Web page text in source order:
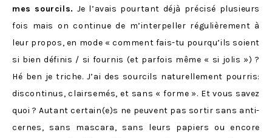
mes sourcils. Je l’avais pourtant déjà précisé plusieurs
fois mais on continue de m’interpeller régulièrement à
leur propos, en mode « comment fais-tu pourqu’ils soient
si bien définis / si fournis (et parfois même « si jolis ») ?
Hé ben je triche. J’ai des sourcils naturellement pourris:
discontinus, clairsemés, et sans « forme ». Et vous savez
quoi ? Autant certain(e)s ne peuvent pas sortir sans anti-
cernes, sans mascara, sans leurs papiers ou encore